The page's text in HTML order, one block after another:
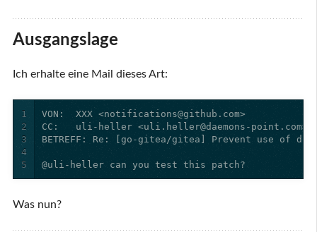
Ausgangslage
Ich erhalte eine Mail dieses Art:
1
2
3
4
5
@uli-heller can you test this patch?
Was nun?